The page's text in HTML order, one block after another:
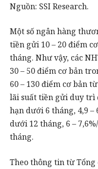
Nguồn: SSI Research.
Một số ngân hàng
tiền gửi 10 – 20 điểm
tháng. Như vậy, các
30 – 50 điểm cơ bản
60 – 130 điểm cơ bản
lãi suất tiền gửi duy trì
hạn dưới 6 tháng, 4,9
dưới 12 tháng, 6 –
tháng.
Theo thông tin từ